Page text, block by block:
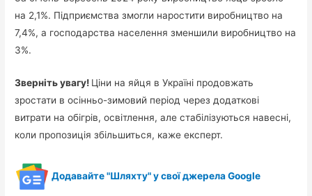
на 2,1%. Підприємства змогли наростити виробництво на
7,4%, а господарства населення зменшили виробництво на
3%.
Зверніть увагу! Ціни на яйця в Україні продовжать
зростати в осінньо-зимовий період через додаткові
витрати на обігрів, освітлення, але стабілізуються навесні,
коли пропозиція збільшиться, каже експерт.
Додавайте "Шляхту" у свої джерела Google